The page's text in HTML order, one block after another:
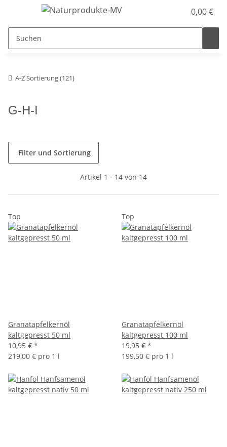
0,00 €
A-Z Sortierung (121)
G-H-I
Filter und Sortierung
Artikel 1 - 14 von 14
Top
Granatapfelkernöl
kaltgepresst 50 ml
10,95 € *
219,00 € pro 1 l
Top
Granatapfelkernöl
kaltgepresst 100 ml
19,95 € *
199,50 € pro 1 l